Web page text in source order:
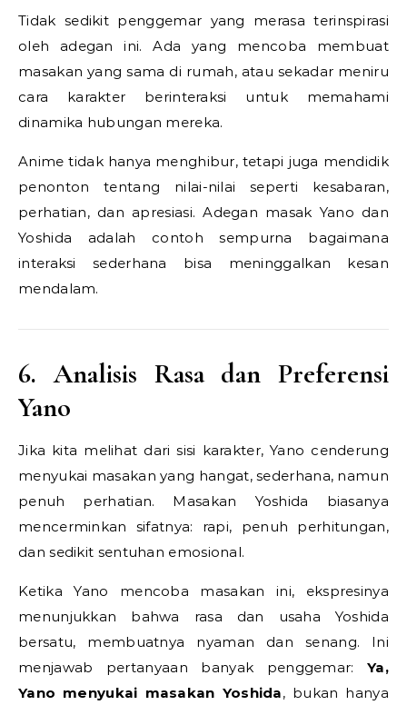
Tidak sedikit penggemar yang merasa terinspirasi
oleh adegan ini. Ada yang mencoba membuat
masakan yang sama di rumah, atau sekadar meniru
cara karakter berinteraksi untuk memahami
dinamika hubungan mereka.
Anime tidak hanya menghibur, tetapi juga mendidik
penonton tentang nilai-nilai seperti kesabaran,
perhatian, dan apresiasi. Adegan masak Yano dan
Yoshida adalah contoh sempurna bagaimana
interaksi sederhana bisa meninggalkan kesan
mendalam.
6. Analisis Rasa dan Preferensi
Yano
Jika kita melihat dari sisi karakter, Yano cenderung
menyukai masakan yang hangat, sederhana, namun
penuh perhatian. Masakan Yoshida biasanya
mencerminkan sifatnya: rapi, penuh perhitungan,
dan sedikit sentuhan emosional.
Ketika Yano mencoba masakan ini, ekspresinya
menunjukkan bahwa rasa dan usaha Yoshida
bersatu, membuatnya nyaman dan senang. Ini
menjawab pertanyaan banyak penggemar:Ya,
Yano menyukai masakan Yoshida, bukan hanya